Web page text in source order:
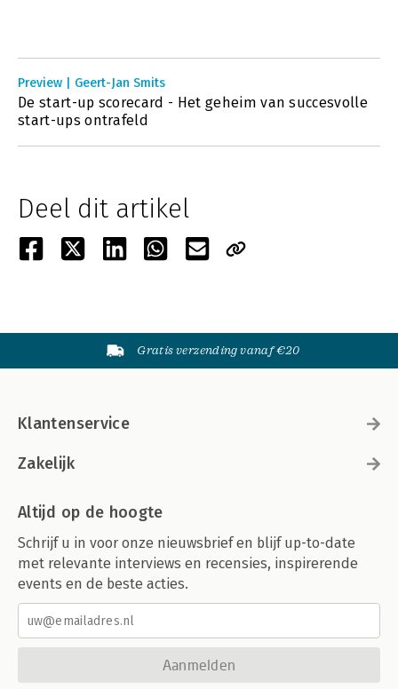
Preview | Geert-Jan Smits
De start-up scorecard - Het geheim van succesvolle
start-ups ontrafeld
Deel dit artikel
Gratis verzending vanaf €20
Klantenservice
Zakelijk
Altijd op de hoogte
Schrijf u in voor onze nieuwsbrief en blijf up-to-date
met relevante interviews en recensies, inspirerende
events en de beste acties.
Aanmelden